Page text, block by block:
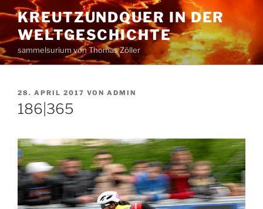
Zum
Inhalt
springen
KREUTZUNDQUER IN DER
WELTGESCHICHTE
sammelsurium von Thomas Zöller
VERÖFFENTLICHT
AM
28. APRIL 2017 VON ADMIN
186|365